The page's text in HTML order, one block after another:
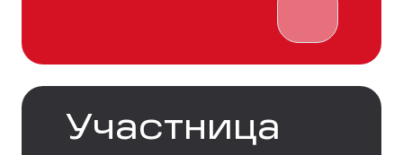
Участница